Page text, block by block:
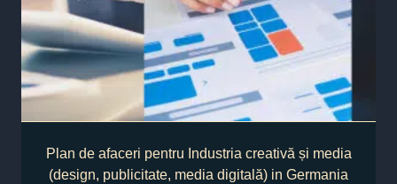
Plan de afaceri pentru Industria creativă și media
(design, publicitate, media digitală) in Germania